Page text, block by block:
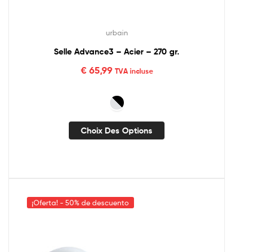
urbain
Selle Advance3 – Acier – 270 gr.
€65,99 TVA incluse
Choix Des Options
¡Oferta! - 50% de descuento